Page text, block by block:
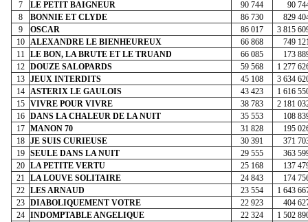
7
LE PETIT BAIGNEUR 90 744
90
8
BONNIE ET CLYDE 86 730
829
9
OSCAR 86 017
3 815
10
ALEXANDRE LE BIENHEUREUX 66 868
749
11
LE BON, LA BRUTE ET LE TRUAND 66 085
173
12
DOUZE SALOPARDS 59 568
1 277
13
JEUX INTERDITS 45 108
3 634
14
ASTERIX LE GAULOIS 43 423
1 616
15
VIVRE POUR VIVRE 38 783
2 181
16
DANS LA CHALEUR DE LA NUIT 35 553
108
17
MANON 70 31 828
195
18
JE SUIS CURIEUSE 30 391
371
19
SEULE DANS LA NUIT 29 555
363
20
LA PETITE VERTU 25 168
137
21
LA LOUVE SOLITAIRE 24 843
174
22
LES ARNAUD 23 554
1 643
23
DIABOLIQUEMENT VOTRE 22 923
404
24
INDOMPTABLE ANGELIQUE 22 324
1 502